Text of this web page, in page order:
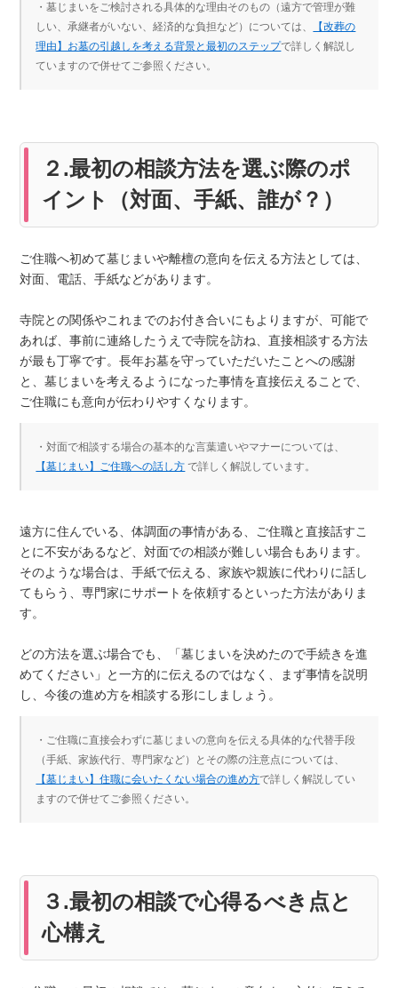
・墓じまいをご検討される具体的な理由そのもの（遠方で管理が難
しい、承継者がいない、経済的な負担など）については、
【改葬の
理由】お墓の引越しを考える背景と最初のステップで詳しく解説し
ていますので併せてご参照ください。
２.最初の相談方法を選ぶ際のポ
イント（対面、手紙、誰が？）
ご住職へ初めて墓じまいや離檀の意向を伝える方法としては、
対面、電話、手紙などがあります。
寺院との関係やこれまでのお付き合いにもよりますが、可能で
あれば、事前に連絡したうえで寺院を訪ね、直接相談する方法
が最も丁寧です。長年お墓を守っていただいたことへの感謝
と、墓じまいを考えるようになった事情を直接伝えることで、
ご住職にも意向が伝わりやすくなります。
・対面で相談する場合の基本的な言葉遣いやマナーについては、
【墓じまい】ご住職への話し方 で詳しく解説しています。
遠方に住んでいる、体調面の事情がある、ご住職と直接話すこ
とに不安があるなど、対面での相談が難しい場合もあります。
そのような場合は、手紙で伝える、家族や親族に代わりに話し
てもらう、専門家にサポートを依頼するといった方法がありま
す。
どの方法を選ぶ場合でも、「墓じまいを決めたので手続きを進
めてください」と一方的に伝えるのではなく、まず事情を説明
し、今後の進め方を相談する形にしましょう。
・ご住職に直接会わずに墓じまいの意向を伝える具体的な代替手段
（手紙、家族代行、専門家など）とその際の注意点については、
【墓じまい】住職に会いたくない場合の進め方で詳しく解説してい
ますので併せてご参照ください。
３.最初の相談で心得るべき点と
心構え